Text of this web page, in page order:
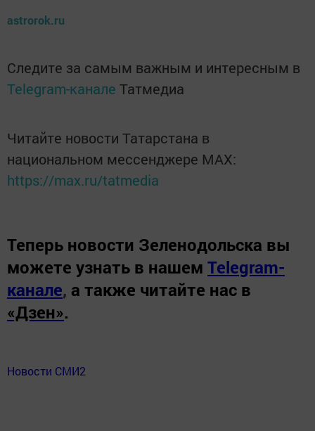
astrorok.ru
Следите за самым важным и интересным в
Telegram-канале Татмедиа
Читайте новости Татарстана в
национальном мессенджере MАХ:
https://max.ru/tatmedia
Теперь новости Зеленодольска вы
можете узнать в нашем Telegram-
канале, а также читайте нас в
«Дзен».
Новости СМИ2